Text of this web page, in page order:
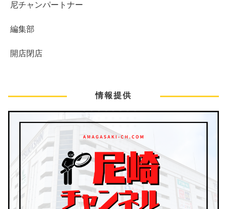
尼チャンパートナー
編集部
開店閉店
情報提供